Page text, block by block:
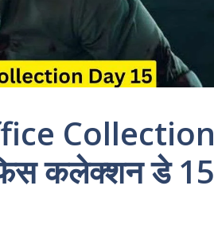
Collection
कलेक्शन डे 15